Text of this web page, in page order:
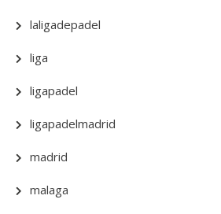
laligadepadel
liga
ligapadel
ligapadelmadrid
madrid
malaga